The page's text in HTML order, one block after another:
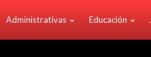
Administrativas Educación